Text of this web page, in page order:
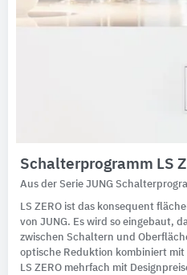
Schalterprogramm LS
Aus der Serie JUNG
LS ZERO ist das konsequent
von JUNG. Es wird so eingebaut,
zwischen Schaltern und
optische Reduktion kombiniert
LS ZERO mehrfach mit